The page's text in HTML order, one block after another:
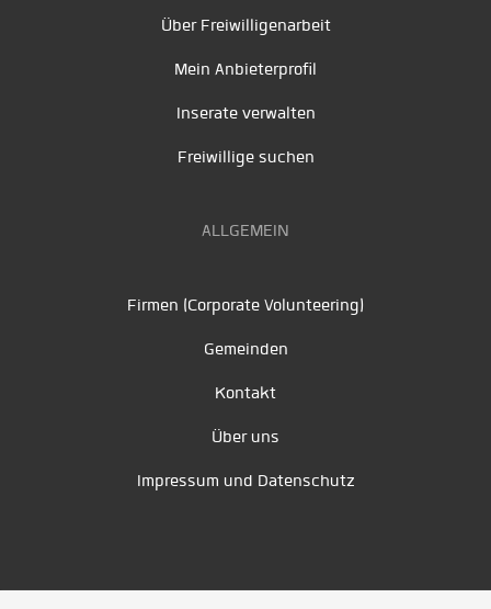
Über Freiwilligenarbeit
Mein Anbieterprofil
Inserate verwalten
Freiwillige suchen
ALLGEMEIN
Firmen (Corporate Volunteering)
Gemeinden
Kontakt
Über uns
Impressum und Datenschutz